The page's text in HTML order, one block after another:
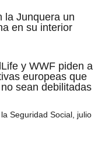
la Junquera un
en su interior
y WWF piden a
europeas que
sean debilitadas